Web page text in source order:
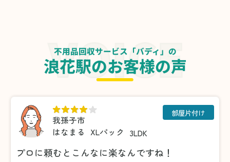
不用品回収サービス「バディ」の
浪花駅のお客様の声
我孫子市
はなまる
XLパック 3LDK
部屋片付け
プロに頼むとこんなに楽なんですね！